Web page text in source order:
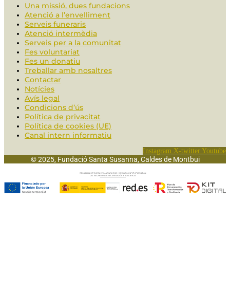
Una missió, dues fundacions
Atenció a l’envelliment
Serveis funeraris
Atenció intermèdia
Serveis per a la comunitat
Fes voluntariat
Fes un donatiu
Treballar amb nosaltres
Contactar
Notícies
Avís legal
Condicions d’ús
Política de privacitat
Política de cookies (UE)
Canal intern informatiu
Instagram X-twitter Youtube
© 2025, Fundació Santa Susanna, Caldes de Montbui